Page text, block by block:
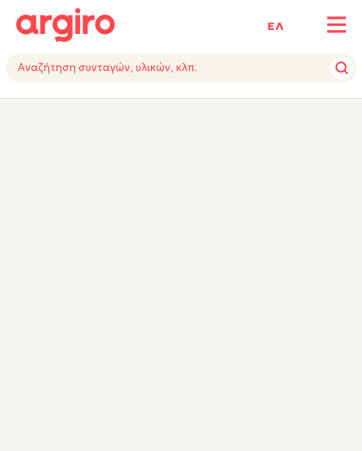
ΕΛ
ΥΛΙΚΑΕΚΤΕΛΕΣΗTIPSΕΞΟΠΛΙΣΜΟΣ